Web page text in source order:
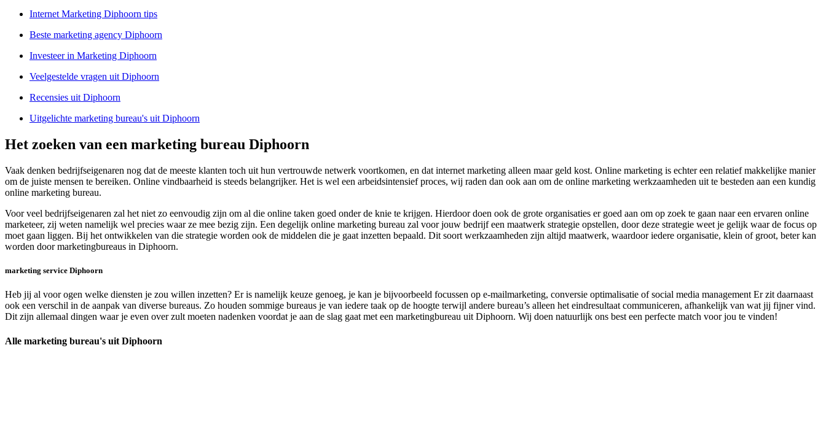
Internet Marketing Diphoorn tips
Beste marketing agency Diphoorn
Investeer in Marketing Diphoorn
Veelgestelde vragen uit Diphoorn
Recensies uit Diphoorn
Uitgelichte marketing bureau's uit Diphoorn
Het zoeken van een marketing bureau Diphoorn
Vaak denken bedrijfseigenaren nog dat de meeste klanten toch uit hun vertrouwde netwerk voortkomen, en dat internet marketing alleen maar geld kost. Online marketing is echter een relatief makkelijke manier
om de juiste mensen te bereiken. Online vindbaarheid is steeds belangrijker. Het is wel een arbeidsintensief proces, wij raden dan ook aan om de online marketing werkzaamheden uit te besteden aan een kundig
online marketing bureau.
Voor veel bedrijfseigenaren zal het niet zo eenvoudig zijn om al die online taken goed onder de knie te krijgen. Hierdoor doen ook de grote organisaties er goed aan om op zoek te gaan naar een ervaren online
marketeer, zij weten namelijk wel precies waar ze mee bezig zijn. Een degelijk online marketing bureau zal voor jouw bedrijf een maatwerk strategie opstellen, door deze strategie weet je gelijk waar de focus op
moet gaan liggen. Bij het ontwikkelen van die strategie worden ook de middelen die je gaat inzetten bepaald. Dit soort werkzaamheden zijn altijd maatwerk, waardoor iedere organisatie, klein of groot, beter kan
worden door marketingbureaus in Diphoorn.
marketing service Diphoorn
Heb jij al voor ogen welke diensten je zou willen inzetten? Er is namelijk keuze genoeg, je kan je bijvoorbeeld focussen op e-mailmarketing, conversie optimalisatie of social media management Er zit daarnaast
ook een verschil in de aanpak van diverse bureaus. Zo houden sommige bureaus je van iedere taak op de hoogte terwijl andere bureau’s alleen het eindresultaat communiceren, afhankelijk van wat jij fijner vind.
Dit zijn allemaal dingen waar je even over zult moeten nadenken voordat je aan de slag gaat met een marketingbureau uit Diphoorn. Wij doen natuurlijk ons best een perfecte match voor jou te vinden!
Alle marketing bureau's uit Diphoorn